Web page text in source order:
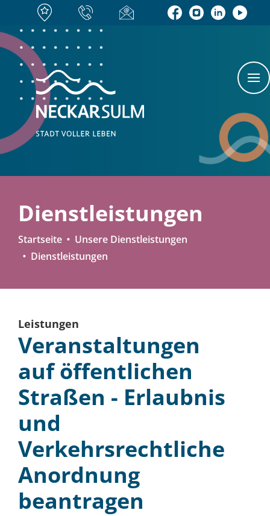
Dienstleistungen
Startseite
Unsere Dienstleistungen
Dienstleistungen
Leistungen
Veranstaltungen
auf öffentlichen
Straßen - Erlaubnis
und
Verkehrsrechtliche
Anordnung
beantragen